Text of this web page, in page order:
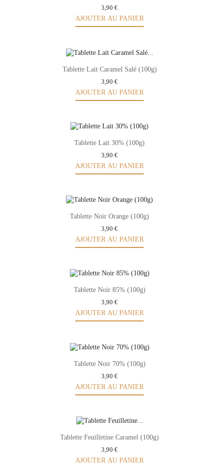
3,90 €
AJOUTER AU PANIER
Tablette Lait Caramel Salé (100g)
3,90 €
AJOUTER AU PANIER
Tablette Lait 30% (100g)
3,90 €
AJOUTER AU PANIER
Tablette Noir Orange (100g)
3,90 €
AJOUTER AU PANIER
Tablette Noir 85% (100g)
3,90 €
AJOUTER AU PANIER
Tablette Noir 70% (100g)
3,90 €
AJOUTER AU PANIER
Tablette Feuilletine Caramel (100g)
3,90 €
AJOUTER AU PANIER